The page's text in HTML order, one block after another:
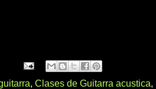
, Clases de Guitarra acustica,